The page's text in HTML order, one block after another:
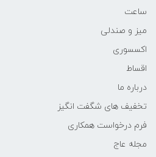
ساعت
میز و صندلی
اکسسوری
اقساط
درباره ما
تخفیف های شگفت انگیز
فرم درخواست همکاری
مجله عاج